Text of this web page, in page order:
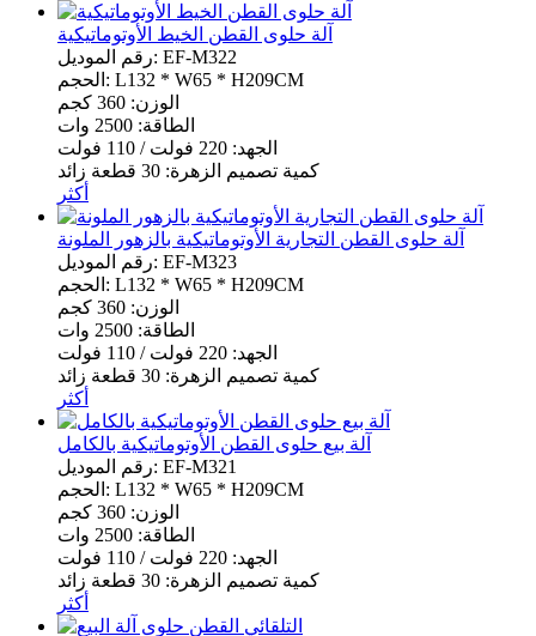
آلة حلوى القطن الخيط الأوتوماتيكية
رقم الموديل: EF-M322
الحجم: L132 * W65 * H209CM
الوزن: 360 كجم
الطاقة: 2500 وات
الجهد: 220 فولت / 110 فولت
كمية تصميم الزهرة: 30 قطعة زائد
أكثر
آلة حلوى القطن التجارية الأوتوماتيكية بالزهور الملونة
رقم الموديل: EF-M323
الحجم: L132 * W65 * H209CM
الوزن: 360 كجم
الطاقة: 2500 وات
الجهد: 220 فولت / 110 فولت
كمية تصميم الزهرة: 30 قطعة زائد
أكثر
آلة بيع حلوى القطن الأوتوماتيكية بالكامل
رقم الموديل: EF-M321
الحجم: L132 * W65 * H209CM
الوزن: 360 كجم
الطاقة: 2500 وات
الجهد: 220 فولت / 110 فولت
كمية تصميم الزهرة: 30 قطعة زائد
أكثر